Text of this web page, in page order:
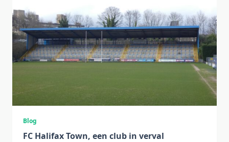
Blog
FC Halifax Town, een club in verval